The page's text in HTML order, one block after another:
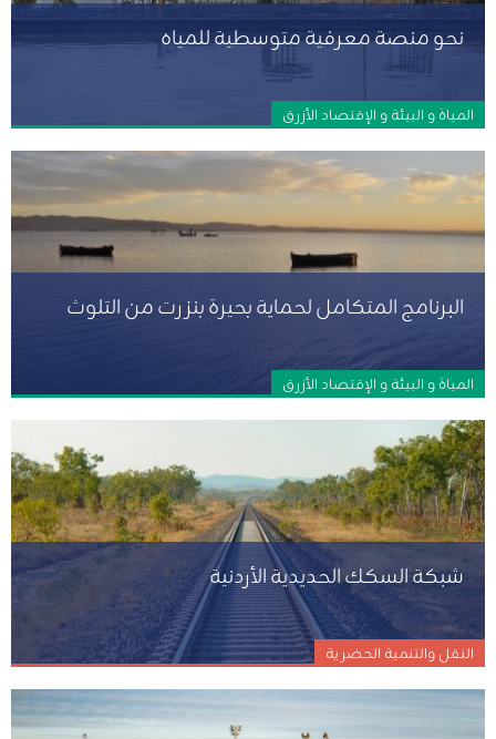
نحو منصة معرفية متوسطية للمياه
المياة و البيئة و الإقتصاد الأزرق
البرنامج المتكامل لحماية بحيرة بنزرت من التلوث
المياة و البيئة و الإقتصاد الأزرق
شبكة السكك الحديدية الأردنية
النقل والتنمية الحضرية